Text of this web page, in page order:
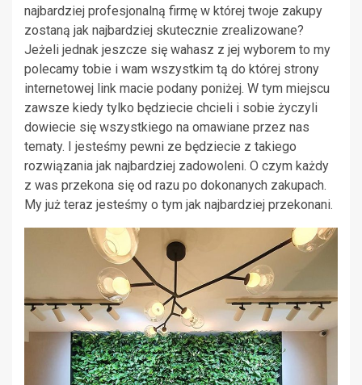
najbardziej profesjonalną firmę w której twoje zakupy
zostaną jak najbardziej skutecznie zrealizowane?
Jeżeli jednak jeszcze się wahasz z jej wyborem to my
polecamy tobie i wam wszystkim tą do której strony
internetowej link macie podany poniżej. W tym miejscu
zawsze kiedy tylko będziecie chcieli i sobie życzyli
dowiecie się wszystkiego na omawiane przez nas
tematy. I jesteśmy pewni ze będziecie z takiego
rozwiązania jak najbardziej zadowoleni. O czym każdy
z was przekona się od razu po dokonanych zakupach.
My już teraz jesteśmy o tym jak najbardziej przekonani.